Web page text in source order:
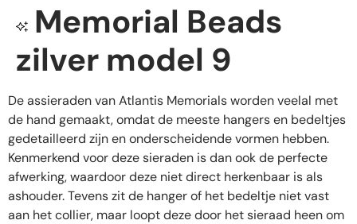
Memorial Beads
zilver model 9
De assieraden van Atlantis Memorials worden veelal met
de hand gemaakt, omdat de meeste hangers en bedeltjes
gedetailleerd zijn en onderscheidende vormen hebben.
Kenmerkend voor deze sieraden is dan ook de perfecte
afwerking, waardoor deze niet direct herkenbaar is als
ashouder. Tevens zit de hanger of het bedeltje niet vast
aan het collier, maar loopt deze door het sieraad heen om